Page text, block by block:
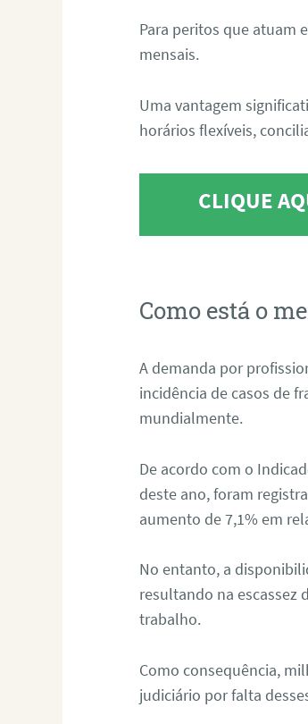
Para peritos que atuam
mensais.
Uma vantagem
horários flexíveis,
CLIQUE
Como está o
A demanda por
incidência de casos de
mundialmente.
De acordo com o
deste ano, foram
aumento de 7,1% em
No entanto, a
resultando na escassez
trabalho.
Como consequência,
judiciário por falta